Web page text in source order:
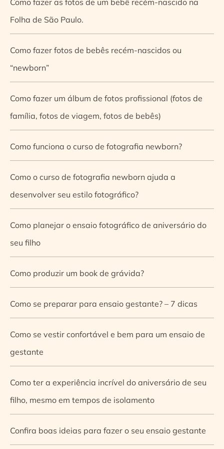
Folha de São Paulo.
Como fazer fotos de bebês recém-nascidos ou
“newborn”
Como fazer um álbum de fotos profissional (fotos de
família, fotos de viagem, fotos de bebês)
Como funciona o curso de fotografia newborn?
Como o curso de fotografia newborn ajuda a
desenvolver seu estilo fotográfico?
Como planejar o ensaio fotográfico de aniversário do
seu filho
Como produzir um book de grávida?
Como se preparar para ensaio gestante? – 7 dicas
Como se vestir confortável e bem para um ensaio de
gestante
Como ter a experiência incrível do aniversário de seu
filho, mesmo em tempos de isolamento
Confira boas ideias para fazer o seu ensaio gestante